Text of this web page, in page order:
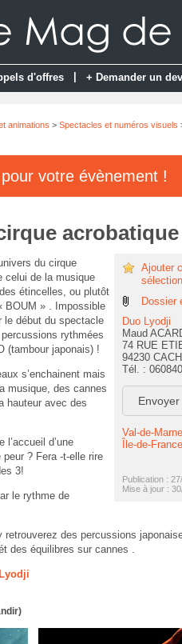
d'offres + Demander un
animations > Spectacles et numéros visuels
votre évènement !
Ajouter
sélection
Dossier
Duo Lyodji
Maud
74 RUE
94230
Tél. :
Val-de-
Île-de-France
Publication :
Mise à jour :
du cirque
celui de la musique
étincelles, ou plutôt
BOUM » . Impossible
le début du spectacle
rythmées
(tambour japonais) !
s’enchainent mais
musique, des cannes
hauteur avec des
d’une
? Fera -t-elle rire
3!
le rythme de
des percussions
des équilibres sur cannes .